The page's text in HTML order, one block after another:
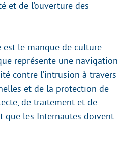
et de l’ouverture des
le manque de culture
représente une navigation
contre l’intrusion à travers
et de la protection de
de traitement et de
que les Internautes doivent